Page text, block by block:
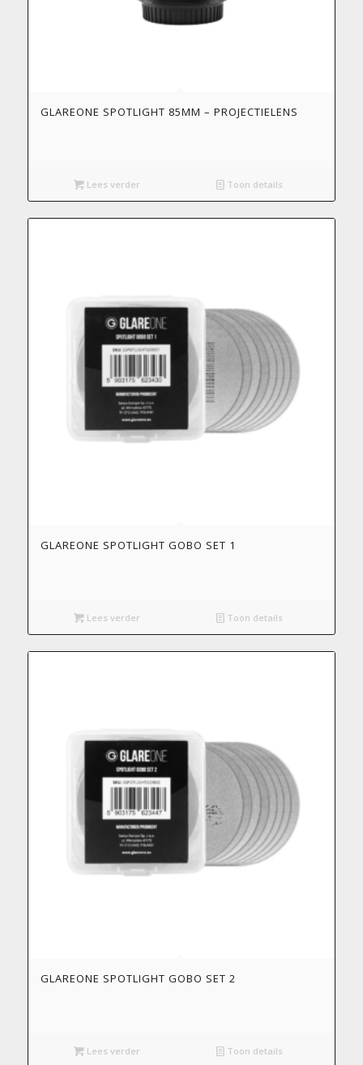
GLAREONE SPOTLIGHT 85MM – PROJECTIELENS
Lees verder Toon details
GLAREONE SPOTLIGHT GOBO SET 1
Lees verder Toon details
GLAREONE SPOTLIGHT GOBO SET 2
Lees verder Toon details